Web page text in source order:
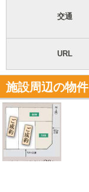
交通
URL
施設周辺の物件